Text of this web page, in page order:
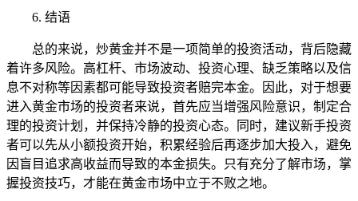
6. 结语
总的来说，炒黄金并不是一项简单的投资活动，背后隐藏
着许多风险。高杠杆、市场波动、投资心理、缺乏策略以及信
息不对称等因素都可能导致投资者赔完本金。因此，对于想要
进入黄金市场的投资者来说，首先应当增强风险意识，制定合
理的投资计划，并保持冷静的投资心态。同时，建议新手投资
者可以先从小额投资开始，积累经验后再逐步加大投入，避免
因盲目追求高收益而导致的本金损失。只有充分了解市场，掌
握投资技巧，才能在黄金市场中立于不败之地。